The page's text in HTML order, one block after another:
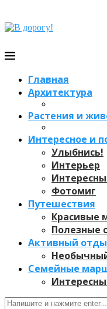
Главная
Архитектура
Растения и
Интересное и
Улыбнись!
Интерьер
Фотомиг
Путешествия
Красивые
Полезные
Активный
Семейные